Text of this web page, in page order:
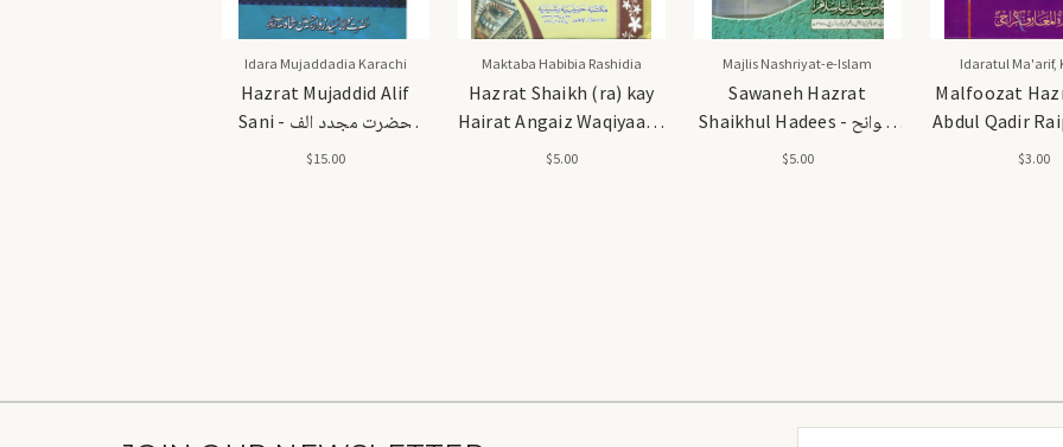
Idara Mujaddadia Karachi
Hazrat Mujaddid Alif
Sani - حضرت مجدد الف
ثانی رحمۃ اللہ علیہ
$15.00
Maktaba Habibia Rashidia
Hazrat Shaikh (ra) kay
Hairat Angaiz Waqiyaat -
حضرت شیخ (رحمۃ اللہ علیہ)
$5.00
Majlis Nashriyat-e-Islam
Sawaneh Hazrat
Shaikhul Hadees - سوانح
حضرت شیخ الحدیث رحمۃ
$5.00
Idaratul Ma'arif,
Malfoozat
Abdul Qadir
$3.00